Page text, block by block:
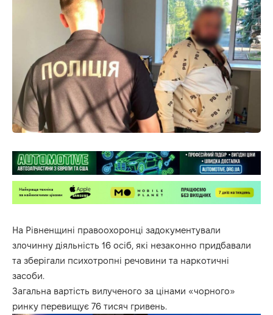
На Рівненщині правоохоронці задокументували
злочинну діяльність 16 осіб, які незаконно придбавали
та зберігали психотропні речовини та наркотичні
засоби.
Загальна вартість вилученого за цінами «чорного»
ринку перевищує 76 тисяч гривень.